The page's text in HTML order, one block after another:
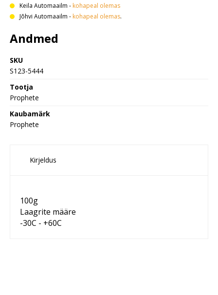
Keila Automaailm - kohapeal olemas
Jõhvi Automaailm - kohapeal olemas.
Andmed
SKU
S123-5444
Tootja
Prophete
Kaubamärk
Prophete
Kirjeldus
100g
Laagrite määre
-30C - +60C